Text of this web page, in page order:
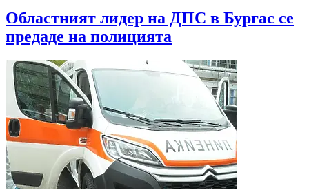
Областният лидер на ДПС в Бургас се
предаде на полицията